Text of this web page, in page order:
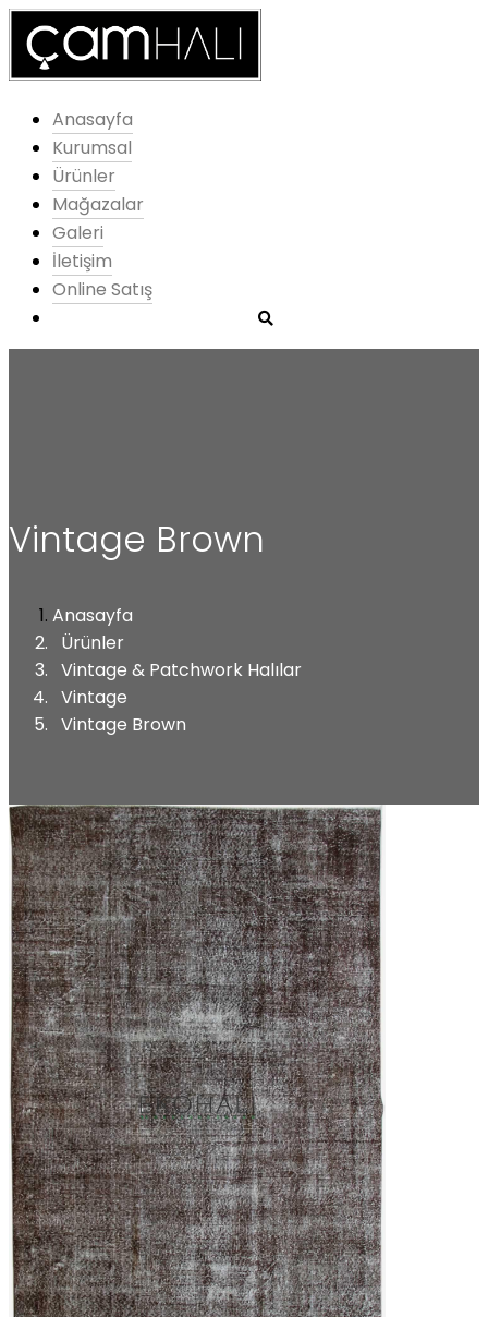
Anasayfa
Kurumsal
Ürünler
Mağazalar
Galeri
İletişim
Online Satış
Vintage Brown
Anasayfa
Ürünler
Vintage & Patchwork Halılar
Vintage
Vintage Brown